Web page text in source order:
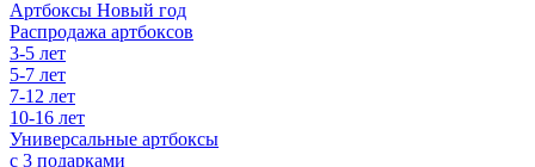
Артбоксы Новый год
Распродажа артбоксов
3-5 лет
5-7 лет
7-12 лет
10-16 лет
Универсальные артбоксы
с 3 подарками